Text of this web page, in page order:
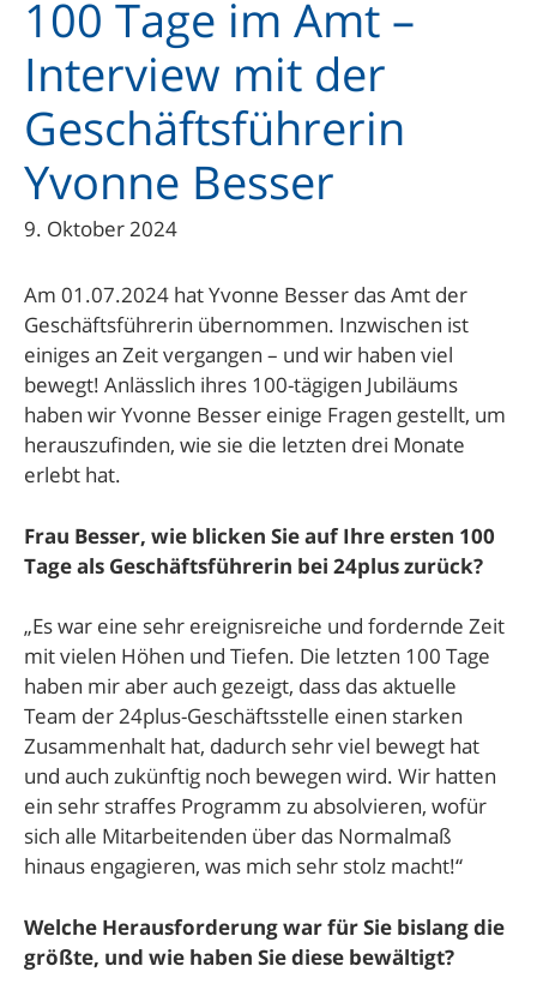
100 Tage im Amt –
Interview mit der
Geschäftsführerin
Yvonne Besser
9. Oktober 2024
Am 01.07.2024 hat Yvonne Besser das Amt der
Geschäftsführerin übernommen. Inzwischen ist
einiges an Zeit vergangen – und wir haben viel
bewegt! Anlässlich ihres 100-tägigen Jubiläums
haben wir Yvonne Besser einige Fragen gestellt, um
herauszufinden, wie sie die letzten drei Monate
erlebt hat.
Frau Besser, wie blicken Sie auf Ihre ersten 100
Tage als Geschäftsführerin bei 24plus zurück?
„Es war eine sehr ereignisreiche und fordernde Zeit
mit vielen Höhen und Tiefen. Die letzten 100 Tage
haben mir aber auch gezeigt, dass das aktuelle
Team der 24plus-Geschäftsstelle einen starken
Zusammenhalt hat, dadurch sehr viel bewegt hat
und auch zukünftig noch bewegen wird. Wir hatten
ein sehr straffes Programm zu absolvieren, wofür
sich alle Mitarbeitenden über das Normalmaß
hinaus engagieren, was mich sehr stolz macht!“
Welche Herausforderung war für Sie bislang die
größte, und wie haben Sie diese bewältigt?